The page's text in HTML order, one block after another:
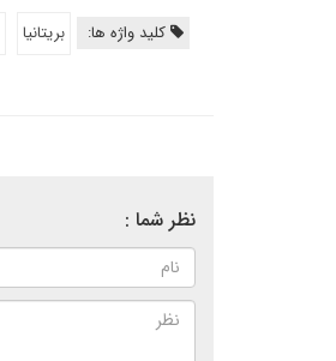
کلید واژه ها: بریتانیا
نظر شما :